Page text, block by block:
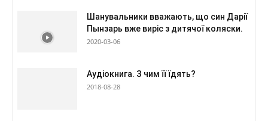
Шанувальники вважають, що син Дарії
Пынзарь вже виріс з дитячої коляски.
2020-03-06
Аудіокнига. З чим її їдять?
2018-08-28